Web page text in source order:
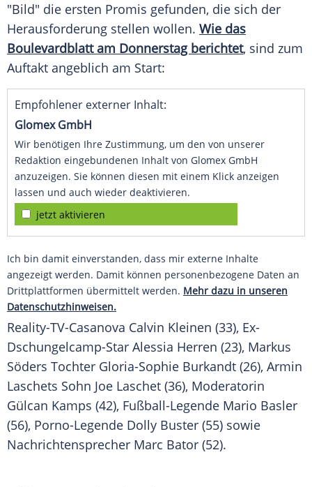
"Bild" die ersten Promis gefunden, die sich der
Herausforderung stellen wollen. Wie das
Boulevardblattam Donnerstag berichtet, sind zum
Auftakt angeblich am Start:
Empfohlener externer Inhalt:
Glomex GmbH
Wir benötigen Ihre Zustimmung, um den von unserer
Redaktion eingebundenen Inhalt von Glomex GmbH
anzuzeigen. Sie können diesen mit einem Klick anzeigen
lassen und auch wieder deaktivieren.
jetzt aktivieren
Ich bin damit einverstanden, dass mir externe Inhalte
angezeigt werden. Damit können personenbezogene Daten an
Drittplattformen übermittelt werden. Mehr dazu in unseren
Datenschutzhinweisen.
Reality-TV-Casanova Calvin Kleinen (33), Ex-
Dschungelcamp-Star Alessia Herren (23), Markus
Söders Tochter Gloria-Sophie Burkandt (26), Armin
Laschets Sohn Joe Laschet (36), Moderatorin
Gülcan Kamps (42), Fußball-Legende Mario Basler
(56), Porno-Legende Dolly Buster (55) sowie
Nachrichtensprecher Marc Bator (52).